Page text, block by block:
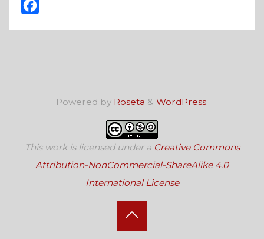
Powered by Roseta & WordPress.
This work is licensed under a Creative Commons
Attribution-NonCommercial-ShareAlike 4.0
International License
Back